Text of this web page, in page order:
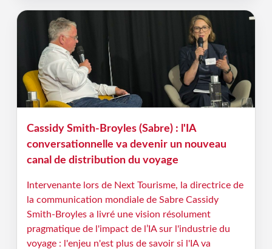
Cassidy Smith-Broyles (Sabre) : l'IA
conversationnelle va devenir un nouveau
canal de distribution du voyage
Intervenante lors de Next Tourisme, la directrice de
la communication mondiale de Sabre Cassidy
Smith-Broyles a livré une vision résolument
pragmatique de l'impact de l’IA sur l'industrie du
voyage : l'enjeu n'est plus de savoir si l'IA va